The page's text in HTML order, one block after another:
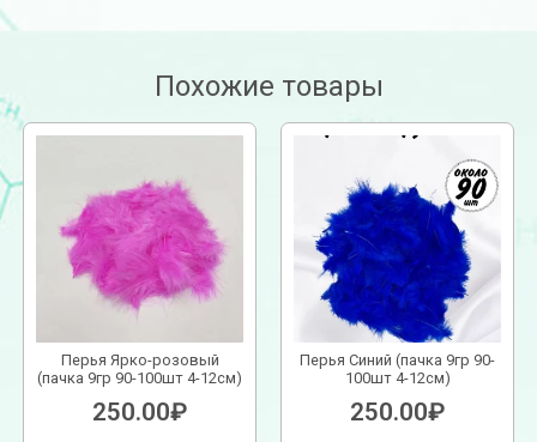
Похожие товары
Перья Ярко-розовый
(пачка 9гр 90-100шт 4-12см)
250.00₽
Перья Синий (пачка 9гр 90-
100шт 4-12см)
250.00₽